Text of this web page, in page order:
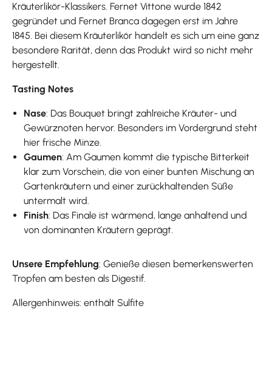
Kräuterlikör-Klassikers. Fernet Vittone wurde 1842
gegründet und Fernet Branca dagegen erst im Jahre
1845. Bei diesem Kräuterlikör handelt es sich um eine ganz
besondere Rarität, denn das Produkt wird so nicht mehr
hergestellt.
Tasting Notes
Nase: Das Bouquet bringt zahlreiche Kräuter- und
Gewürznoten hervor. Besonders im Vordergrund steht
hier frische Minze.
Gaumen: Am Gaumen kommt die typische Bitterkeit
klar zum Vorschein, die von einer bunten Mischung an
Gartenkräutern und einer zurückhaltenden Süße
untermalt wird.
Finish: Das Finale ist wärmend, lange anhaltend und
von dominanten Kräutern geprägt.
Unsere Empfehlung: Genieße diesen bemerkenswerten
Tropfen am besten als Digestif.
Allergenhinweis: enthält Sulfite